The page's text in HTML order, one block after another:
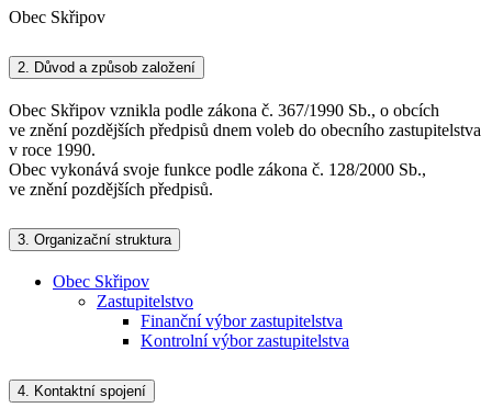
Obec Skřipov
2. Důvod a způsob založení
Obec Skřipov vznikla podle zákona č. 367/1990 Sb., o obcích
ve znění pozdějších předpisů dnem voleb do obecního zastupitelstva
v roce 1990.
Obec vykonává svoje funkce podle zákona č. 128/2000 Sb.,
ve znění pozdějších předpisů.
3. Organizační struktura
Obec Skřipov
Zastupitelstvo
Finanční výbor zastupitelstva
Kontrolní výbor zastupitelstva
4. Kontaktní spojení